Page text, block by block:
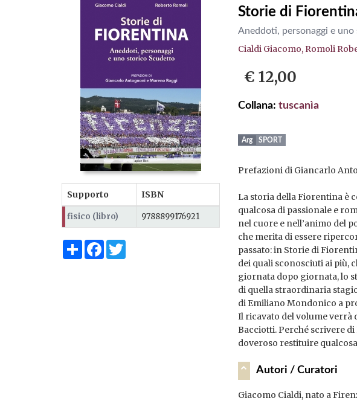
Supporto ISBN
fisico (libro) 9788899176921
ShareFacebook
Storie di
Aneddoti, personaggi e
Cialdi Giacomo, Romoli
€ 12,00
Collana: tuscanìa
SPORT
Prefazioni di Giancarlo
La storia della Fiorentina è
qualcosa di passionale e
nel cuore e nell’animo del
che merita di essere
passato: in Storie di
dei quali sconosciuti ai più,
giornata dopo giornata, lo
di quella straordinaria
di Emiliano Mondonico a
Il ricavato del volume verrà
Bacciotti. Perché scrivere
doveroso restituire
Autori / Curatori
Giacomo Cialdi, na­to a